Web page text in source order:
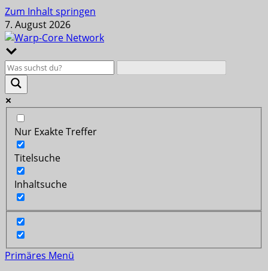
Zum Inhalt springen
7. August 2026
Nur Exakte Treffer
Titelsuche
Inhaltsuche
Primäres Menü